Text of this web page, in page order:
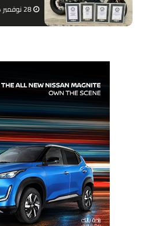
28 نوفمبر 2024 12:38 م